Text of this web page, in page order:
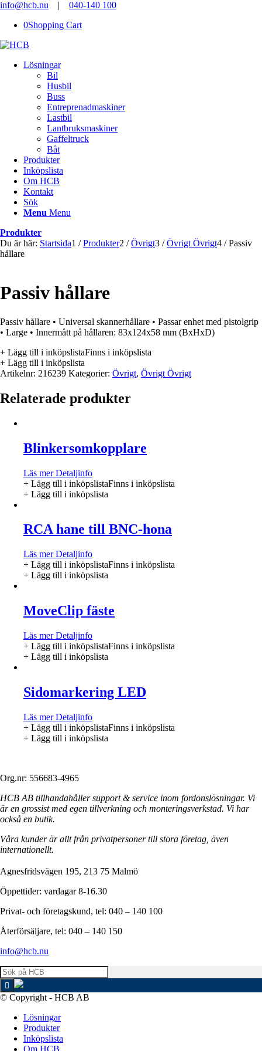
info@hcb.nu | 040-140 100
0Shopping Cart
Lösningar
Bil
Husbil
Buss
Entreprenadmaskiner
Lastbil
Lantbruksmaskiner
Gaffeltruck
Båt
Produkter
Inköpslista
Om HCB
Kontakt
Sök
Menu Menu
Produkter
Du är här: Startsida1 / Produkter2 / Övrigt3 / Övrigt Övrigt4 / Passiv
hållare
Passiv hållare
Passiv hållare • Universal skannerhållare • Passar enhet med pistolgrip
• Large • Innermått på hållaren: 83x124x58 mm (BxHxD)
+ Lägg till i inköpslistaFinns i inköpslista
+ Lägg till i inköpslista
Artikelnr: 216239 Kategorier: Övrigt, Övrigt Övrigt
Relaterade produkter
Blinkersomkopplare
Läs merDetaljinfo
+ Lägg till i inköpslistaFinns i inköpslista
+ Lägg till i inköpslista
RCA hane till BNC-hona
Läs merDetaljinfo
+ Lägg till i inköpslistaFinns i inköpslista
+ Lägg till i inköpslista
MoveClip fäste
Läs merDetaljinfo
+ Lägg till i inköpslistaFinns i inköpslista
+ Lägg till i inköpslista
Sidomarkering LED
Läs merDetaljinfo
+ Lägg till i inköpslistaFinns i inköpslista
+ Lägg till i inköpslista
Org.nr: 556683-4965
HCB AB tillhandahåller support & service inom fordonslösningar. Vi
är en grossist med egen tillverkning och monteringsverkstad. Vi har
också en butik.
Våra kunder är allt från privatpersoner till stora företag, även
internationellt.
Agnesfridsvägen 195, 213 75 Malmö
Öppettider: vardagar 8-16.30
Privat- och företagskund, tel: 040 – 140 100
Återförsäljare, tel: 040 – 140 150
info@hcb.nu
© Copyright - HCB AB
Lösningar
Produkter
Inköpslista
Om HCB